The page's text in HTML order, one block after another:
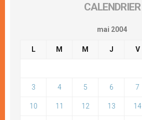
CALENDRIER
mai 2004
L M M J V
3 4 5 6 7
10 11 12 13 14